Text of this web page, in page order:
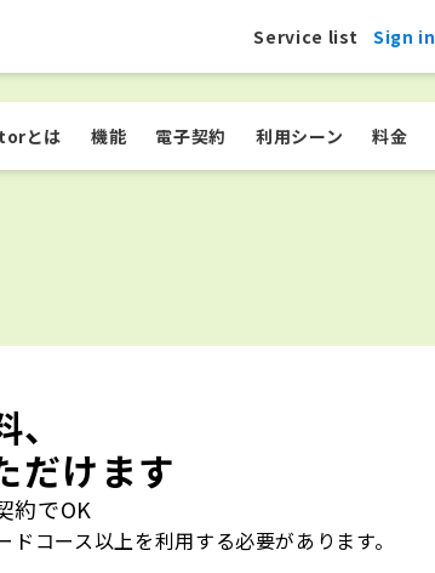
Service list Sign in
とは 機能 電子契約 利用シーン 料金
だけます
約でOK
コース以上を利用する必要があります。